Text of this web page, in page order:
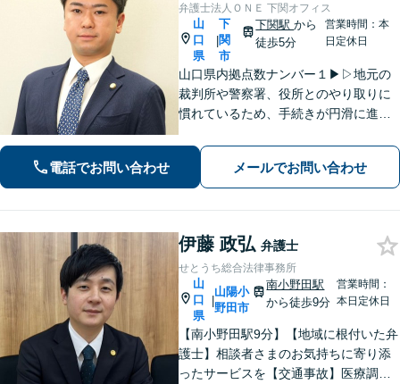
弁護士法人ＯＮＥ 下関オフィス
山
口
県
|
下
関
市
下関駅から
徒歩5分
営業時間：本
日定休日
山口県内拠点数ナンバー１▶︎▷地元の
裁判所や警察署、役所とのやり取りに
慣れているため、手続きが円滑に進み
ことで、仕事帰りや急な事態でも相談
に行きやすくなります。法律トラブル
は「地域密着」の当事務所にご相談く
ださい。
電話でお問い合わせ メールでお問い合わせ
伊藤 政弘 弁護士
せとうち総合法律事務所
山
口
県
|
山陽小
野田市
南小野田駅
から徒歩9分
営業時間：
本日定休日
【南小野田駅9分】【地域に根付いた弁
護士】相談者さまのお気持ちに寄り添
ったサービスを【交通事故】医療調査